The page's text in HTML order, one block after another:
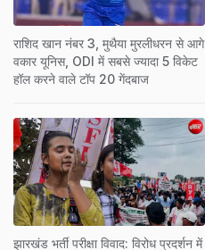
राशिद खान नंबर 3, मुथैया मुरलीधरन से आगे
वकार यूनिस, ODI में सबसे ज्यादा 5 विकेट
हॉल करने वाले टॉप 20 गेंदबाज
झारखंड भर्ती परीक्षा विवाद: विरोध प्रदर्शन में